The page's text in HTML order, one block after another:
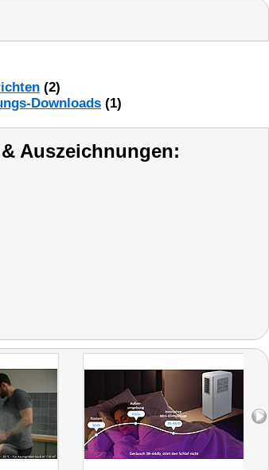
(2)
Downloads (1)
Auszeichnungen: